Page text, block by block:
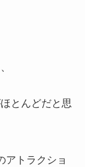
とんどだと思
アトラクショ